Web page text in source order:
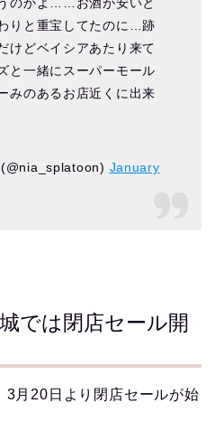
りと重宝してたのに…跡
けどベイシアあたり来て
と一緒にスーパーモール
みのあるお店近くに出来
January
では閉店セール開
3月20日より閉店セールが始